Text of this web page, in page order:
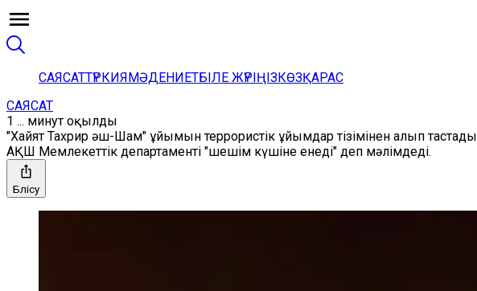
САЯСАТТҮРКИЯМӘДЕНИЕТБІЛЕ ЖҮРІҢІЗКӨЗҚАРАС
САЯСАТ
1 ... минут оқылды
"Хайят Тахрир әш-Шам" ұйымын террористік ұйымдар тізімінен алып тастады
АҚШ Мемлекеттік департаменті "шешім күшіне енеді" деп мәлімдеді.
Бөлісу